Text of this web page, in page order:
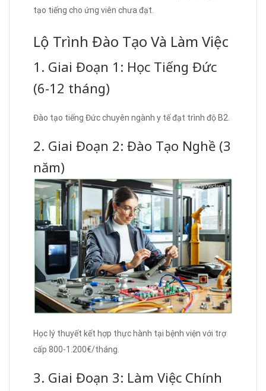
tạo tiếng cho ứng viên chưa đạt.
Lộ Trình Đào Tạo Và Làm Việc
1. Giai Đoạn 1: Học Tiếng Đức
(6-12 tháng)
Đào tạo tiếng Đức chuyên ngành y tế đạt trình độ B2.
2. Giai Đoạn 2: Đào Tạo Nghề (3
năm)
Học lý thuyết kết hợp thực hành tại bệnh viện với trợ
cấp 800-1.200€/tháng.
3. Giai Đoạn 3: Làm Việc Chính